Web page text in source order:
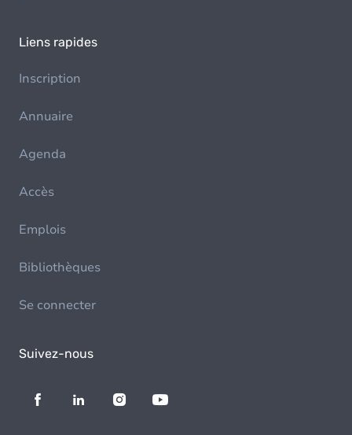
Liens rapides
Inscription
Annuaire
Agenda
Accès
Emplois
Bibliothèques
Se connecter
Suivez-nous